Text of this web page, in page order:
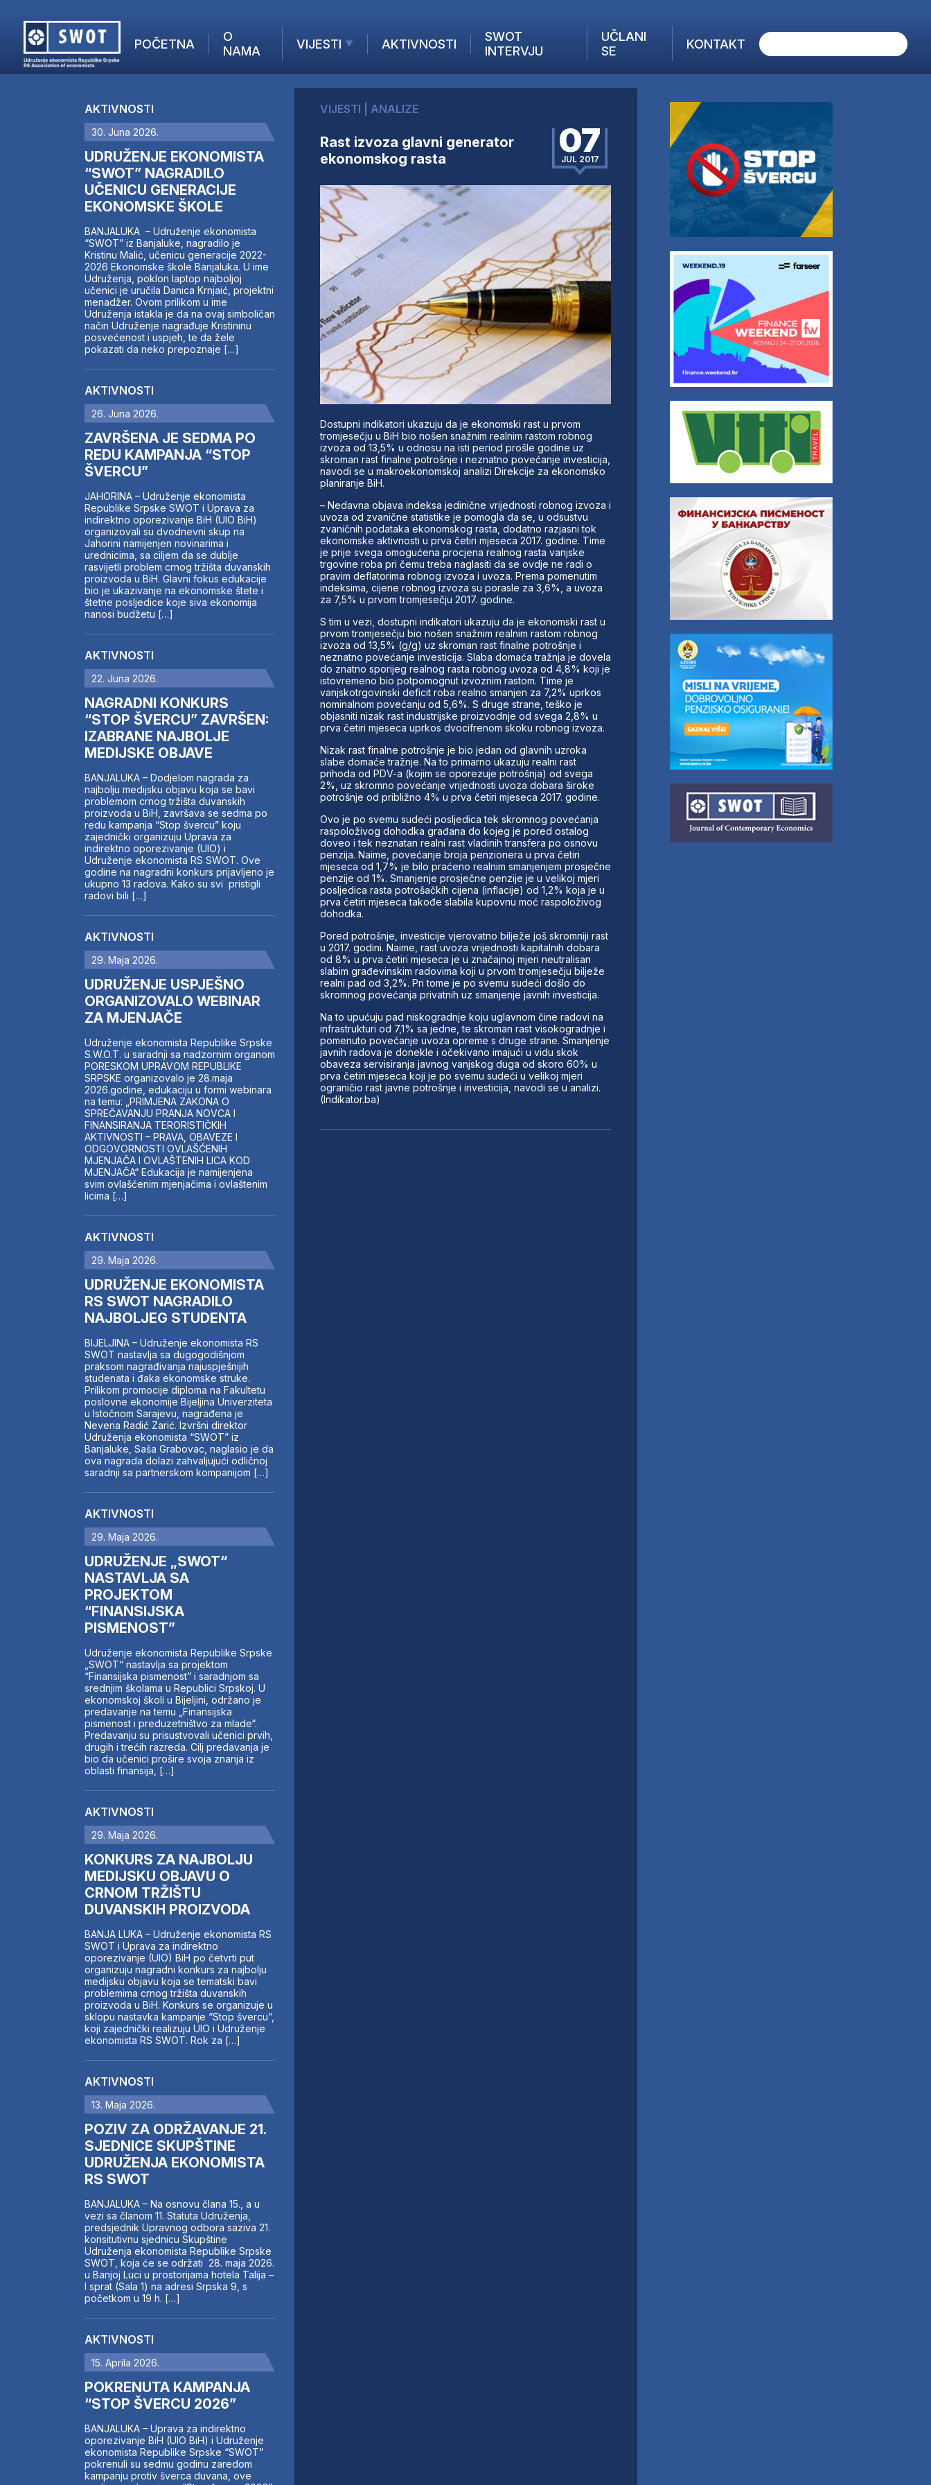
POČETNA
O
NAMA
VIJESTI
AKTUELNO
KOMPANIJE
FINANSIJE
IZ STRANIH MEDIJA
AKTIVNOSTI
SWOT
INTERVJU
UČLANI
SE
KONTAKT
AKTUELNO
ANALIZE
KOMPANIJE
FINANSIJE
IZ STRANIH MEDIJA
AKTIVNOSTI
SWOT INTERVJU
UČLANI SE
KONTAKT
AKTIVNOSTI
30. Juna 2026.
UDRUŽENJE EKONOMISTA
“SWOT” NAGRADILO
UČENICU GENERACIJE
EKONOMSKE ŠKOLE
BANJALUKA – Udruženje ekonomista
“SWOT” iz Banjaluke, nagradilo je
Kristinu Malić, učenicu generacije 2022-
2026 Ekonomske škole Banjaluka. U ime
Udruženja, poklon laptop najboljoj
učenici je uručila Danica Krnjaić, projektni
menadžer. Ovom prilikom u ime
Udruženja istakla je da na ovaj simboličan
način Udruženje nagrađuje Kristininu
posvećenost i uspjeh, te da žele
pokazati da neko prepoznaje […]
AKTIVNOSTI
26. Juna 2026.
ZAVRŠENA JE SEDMA PO
REDU KAMPANJA “STOP
ŠVERCU”
JAHORINA – Udruženje ekonomista
Republike Srpske SWOT i Uprava za
indirektno oporezivanje BiH (UIO BiH)
organizovali su dvodnevni skup na
Jahorini namijenjen novinarima i
urednicima, sa ciljem da se dublje
rasvijetli problem crnog tržišta duvanskih
proizvoda u BiH. Glavni fokus edukacije
bio je ukazivanje na ekonomske štete i
štetne posljedice koje siva ekonomija
nanosi budžetu […]
AKTIVNOSTI
22. Juna 2026.
NAGRADNI KONKURS
“STOP ŠVERCU” ZAVRŠEN:
IZABRANE NAJBOLJE
MEDIJSKE OBJAVE
BANJALUKA – Dodjelom nagrada za
najbolju medijsku objavu koja se bavi
problemom crnog tržišta duvanskih
proizvoda u BiH, završava se sedma po
redu kampanja “Stop švercu” koju
zajednički organizuju Uprava za
indirektno oporezivanje (UIO) i
Udruženje ekonomista RS SWOT. Ove
godine na nagradni konkurs prijavljeno je
ukupno 13 radova. Kako su svi pristigli
radovi bili […]
AKTIVNOSTI
29. Maja 2026.
UDRUŽENJE USPJEŠNO
ORGANIZOVALO WEBINAR
ZA MJENJAČE
Udruženje ekonomista Republike Srpske
S.W.O.T. u saradnji sa nadzornim organom
PORESKOM UPRAVOM REPUBLIKE
SRPSKE organizovalo je 28.maja
2026.godine, edukaciju u formi webinara
na temu: „PRIMJENA ZAKONA O
SPREČAVANJU PRANJA NOVCA I
FINANSIRANJA TERORISTIČKIH
AKTIVNOSTI – PRAVA, OBAVEZE I
ODGOVORNOSTI OVLAŠĆENIH
MJENJAČA I OVLAŠTENIH LICA KOD
MJENJAČA“ Edukacija je namijenjena
svim ovlašćenim mjenjačima i ovlaštenim
licima […]
AKTIVNOSTI
29. Maja 2026.
UDRUŽENJE EKONOMISTA
RS SWOT NAGRADILO
NAJBOLJEG STUDENTA
BIJELJINA – Udruženje ekonomista RS
SWOT nastavlja sa dugogodišnjom
praksom nagrađivanja najuspješnijih
studenata i đaka ekonomske struke.
Prilikom promocije diploma na Fakultetu
poslovne ekonomije Bijeljina Univerziteta
u Istočnom Sarajevu, nagrađena je
Nevena Radić Zarić. Izvršni direktor
Udruženja ekonomista “SWOT” iz
Banjaluke, Saša Grabovac, naglasio je da
ova nagrada dolazi zahvaljujući odličnoj
saradnji sa partnerskom kompanijom […]
AKTIVNOSTI
29. Maja 2026.
UDRUŽENJE „SWOT“
NASTAVLJA SA
PROJEKTOM
“FINANSIJSKA
PISMENOST”
Udruženje ekonomista Republike Srpske
„SWOT“ nastavlja sa projektom
“Finansijska pismenost” i saradnjom sa
srednjim školama u Republici Srpskoj. U
ekonomskoj školi u Bijeljini, održano je
predavanje na temu „Finansijska
pismenost i preduzetništvo za mlade“.
Predavanju su prisustvovali učenici prvih,
drugih i trećih razreda. Cilj predavanja je
bio da učenici prošire svoja znanja iz
oblasti finansija, […]
AKTIVNOSTI
29. Maja 2026.
KONKURS ZA NAJBOLJU
MEDIJSKU OBJAVU O
CRNOM TRŽIŠTU
DUVANSKIH PROIZVODA
BANJA LUKA – Udruženje ekonomista RS
SWOT i Uprava za indirektno
oporezivanje (UIO) BiH po četvrti put
organizuju nagradni konkurs za najbolju
medijsku objavu koja se tematski bavi
problemima crnog tržišta duvanskih
proizvoda u BiH. Konkurs se organizuje u
sklopu nastavka kampanje “Stop švercu”,
koji zajednički realizuju UIO i Udruženje
ekonomista RS SWOT. Rok za […]
AKTIVNOSTI
13. Maja 2026.
POZIV ZA ODRŽAVANJE 21.
SJEDNICE SKUPŠTINE
UDRUŽENJA EKONOMISTA
RS SWOT
BANJALUKA – Na osnovu člana 15., a u
vezi sa članom 11. Statuta Udruženja,
predsjednik Upravnog odbora saziva 21.
konsitutivnu sjednicu Skupštine
Udruženja ekonomista Republike Srpske
SWOT, koja će se održati 28. maja 2026.
u Banjoj Luci u prostorijama hotela Talija –
I sprat (Sala 1) na adresi Srpska 9, s
početkom u 19 h. […]
AKTIVNOSTI
15. Aprila 2026.
POKRENUTA KAMPANJA
“STOP ŠVERCU 2026”
BANJALUKA – Uprava za indirektno
oporezivanje BiH (UIO BiH) i Udruženje
ekonomista Republike Srpske “SWOT”
pokrenuli su sedmu godinu zaredom
kampanju protiv šverca duvana, ove
VIJESTI ANALIZE
Rast izvoza glavni generator
ekonomskog rasta
07
JUL 2017
Dostupni indikatori ukazuju da je ekonomski rast u prvom
tromjesečju u BiH bio nošen snažnim realnim rastom robnog
izvoza od 13,5% u odnosu na isti period prošle godine uz
skroman rast finalne potrošnje i neznatno povećanje investicija,
navodi se u makroekonomskoj analizi Direkcije za ekonomsko
planiranje BiH.
– Nedavna objava indeksa jedinične vrijednosti robnog izvoza i
uvoza od zvanične statistike je pomogla da se, u odsustvu
zvaničnih podataka ekonomskog rasta, dodatno razjasni tok
ekonomske aktivnosti u prva četiri mjeseca 2017. godine. Time
je prije svega omogućena procjena realnog rasta vanjske
trgovine roba pri čemu treba naglasiti da se ovdje ne radi o
pravim deflatorima robnog izvoza i uvoza. Prema pomenutim
indeksima, cijene robnog izvoza su porasle za 3,6%, a uvoza
za 7,5% u prvom tromjesečju 2017. godine.
S tim u vezi, dostupni indikatori ukazuju da je ekonomski rast u
prvom tromjesečju bio nošen snažnim realnim rastom robnog
izvoza od 13,5% (g/g) uz skroman rast finalne potrošnje i
neznatno povećanje investicija. Slaba domaća tražnja je dovela
do znatno sporijeg realnog rasta robnog uvoza od 4,8% koji je
istovremeno bio potpomognut izvoznim rastom. Time je
vanjskotrgovinski deficit roba realno smanjen za 7,2% uprkos
nominalnom povećanju od 5,6%. S druge strane, teško je
objasniti nizak rast industrijske proizvodnje od svega 2,8% u
prva četiri mjeseca uprkos dvocifrenom skoku robnog izvoza.
Nizak rast finalne potrošnje je bio jedan od glavnih uzroka
slabe domaće tražnje. Na to primarno ukazuju realni rast
prihoda od PDV-a (kojim se oporezuje potrošnja) od svega
2%, uz skromno povećanje vrijednosti uvoza dobara široke
potrošnje od približno 4% u prva četiri mjeseca 2017. godine.
Ovo je po svemu sudeći posljedica tek skromnog povećanja
raspoloživog dohodka građana do kojeg je pored ostalog
doveo i tek neznatan realni rast vladinih transfera po osnovu
penzija. Naime, povećanje broja penzionera u prva četiri
mjeseca od 1,7% je bilo praćeno realnim smanjenjem prosječne
penzije od 1%. Smanjenje prosječne penzije je u velikoj mjeri
posljedica rasta potrošačkih cijena (inflacije) od 1,2% koja je u
prva četiri mjeseca takođe slabila kupovnu moć raspoloživog
dohodka.
Pored potrošnje, investicije vjerovatno bilježe još skromniji rast
u 2017. godini. Naime, rast uvoza vrijednosti kapitalnih dobara
od 8% u prva četiri mjeseca je u značajnoj mjeri neutralisan
slabim građevinskim radovima koji u prvom tromjesečju bilježe
realni pad od 3,2%. Pri tome je po svemu sudeći došlo do
skromnog povećanja privatnih uz smanjenje javnih investicija.
Na to upućuju pad niskogradnje koju uglavnom čine radovi na
infrastrukturi od 7,1% sa jedne, te skroman rast visokogradnje i
pomenuto povećanje uvoza opreme s druge strane. Smanjenje
javnih radova je donekle i očekivano imajući u vidu skok
obaveza servisiranja javnog vanjskog duga od skoro 60% u
prva četiri mjeseca koji je po svemu sudeći u velikoj mjeri
ograničio rast javne potrošnje i investicija, navodi se u analizi.
(Indikator.ba)